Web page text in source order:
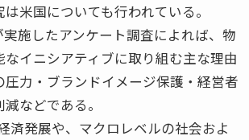
米国についても行われている。
施したアンケート調査によれば、物
イニシアティブに取り組む主な理由
圧力・ブランドイメージ保護・経営者
などである。
済発展や、マクロレベルの社会およ